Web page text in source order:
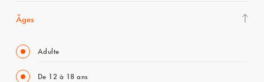
Âges
Adulte
De 12 à 18 ans